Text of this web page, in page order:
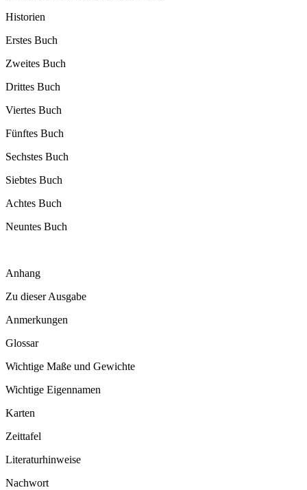
Historien
Erstes Buch
Zweites Buch
Drittes Buch
Viertes Buch
Fünftes Buch
Sechstes Buch
Siebtes Buch
Achtes Buch
Neuntes Buch
Anhang
Zu dieser Ausgabe
Anmerkungen
Glossar
Wichtige Maße und Gewichte
Wichtige Eigennamen
Karten
Zeittafel
Literaturhinweise
Nachwort